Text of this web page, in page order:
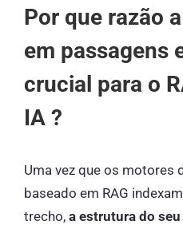
Por que razão
em passagens
crucial para o
IA ?
Uma vez que os motores
baseado em RAG
trecho, a estrutura do